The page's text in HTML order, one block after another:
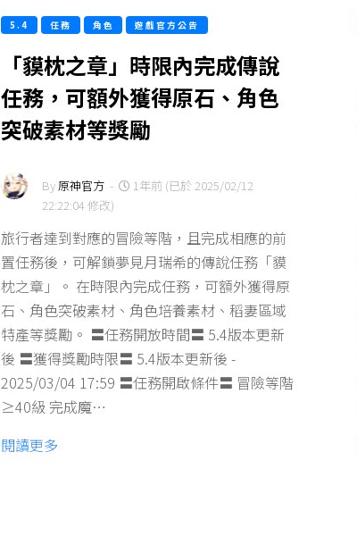
5.4 任務 角色 遊戲官方公告
「貘枕之章」時限內完成傳說
任務，可額外獲得原石、角色
突破素材等獎勵
By原神官方 -
1年前 (已於 2025/02/12
22:22:04 修改)
旅行者達到對應的冒險等階，且完成相應的前
置任務後，可解鎖夢見月瑞希的傳說任務「貘
枕之章」。 在時限內完成任務，可額外獲得原
石、角色突破素材、角色培養素材、稻妻區域
特產等獎勵。 〓任務開放時間〓 5.4版本更新
後 〓獲得獎勵時限〓 5.4版本更新後 -
2025/03/04 17:59 〓任務開啟條件〓 冒險等階
≥40級 完成魔…
閱讀更多